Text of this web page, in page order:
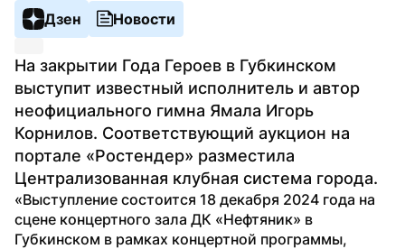
Дзен
Новости
На закрытии Года Героев в Губкинском
выступит известный исполнитель и автор
неофициального гимна Ямала Игорь
Корнилов. Соответствующий аукцион на
портале «Ростендер» разместила
Централизованная клубная система города.
«Выступление состоится 18 декабря 2024 года на
сцене концертного зала ДК «Нефтяник» в
Губкинском в рамках концертной программы,